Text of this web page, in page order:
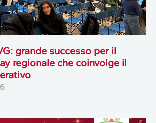
grande successo per il
regionale che coinvolge il